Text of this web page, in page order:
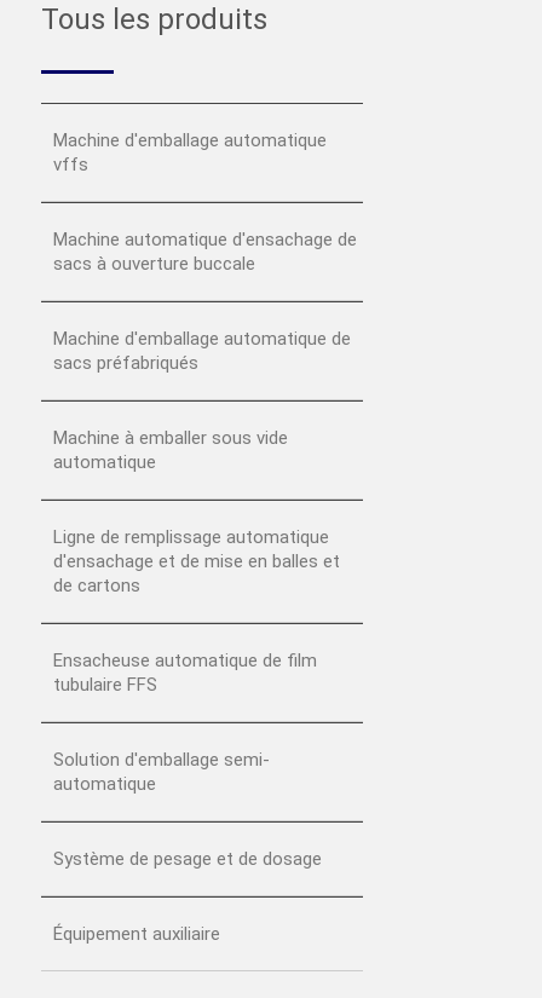
Tous les produits
Machine d'emballage automatique
vffs
Machine automatique d'ensachage de
sacs à ouverture buccale
Machine d'emballage automatique de
sacs préfabriqués
Machine à emballer sous vide
automatique
Ligne de remplissage automatique
d'ensachage et de mise en balles et
de cartons
Ensacheuse automatique de film
tubulaire FFS
Solution d'emballage semi-
automatique
Système de pesage et de dosage
Équipement auxiliaire